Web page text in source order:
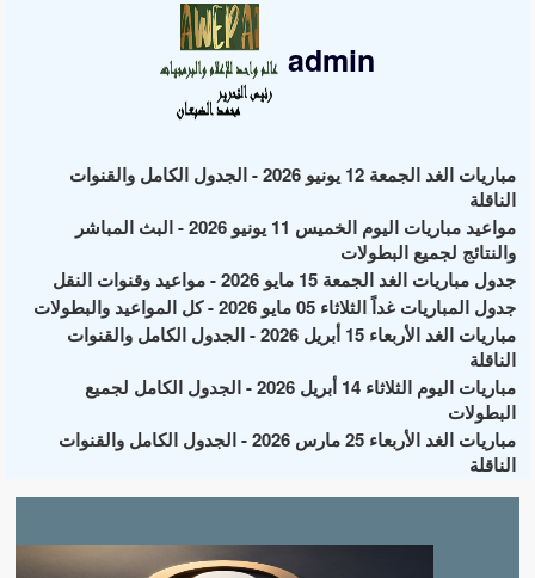
admin
مباريات الغد الجمعة 12 يونيو 2026 - الجدول الكامل والقنوات
الناقلة
مواعيد مباريات اليوم الخميس 11 يونيو 2026 - البث المباشر
والنتائج لجميع البطولات
جدول مباريات الغد الجمعة 15 مايو 2026 - مواعيد وقنوات النقل
جدول المباريات غداً الثلاثاء 05 مايو 2026 - كل المواعيد والبطولات
مباريات الغد الأربعاء 15 أبريل 2026 - الجدول الكامل والقنوات
الناقلة
مباريات اليوم الثلاثاء 14 أبريل 2026 - الجدول الكامل لجميع
البطولات
مباريات الغد الأربعاء 25 مارس 2026 - الجدول الكامل والقنوات
الناقلة